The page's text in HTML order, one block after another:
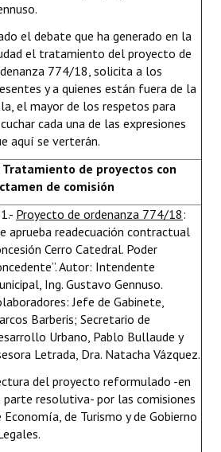
Huellas - Registro
Registro
- Registro
Registro
ORGÁNICA
el debate que ha generado en la
el tratamiento del proyecto de
774/18, solicita a los
y a quienes están fuera de la
el mayor de los respetos para
cada una de las expresiones
aquí se verterán.
Tratamiento de proyectos con
de comisión
Proyecto de ordenanza 774/18:
aprueba readecuación contractual
Cerro Catedral. Poder
Autor: Intendente
Ing. Gustavo Gennuso.
Jefe de Gabinete,
Barberis; Secretario de
Urbano, Pablo Bullaude y
Letrada, Dra. Natacha Vázquez.
del proyecto reformulado -en
parte resolutiva- por las comisiones
Economía, de Turismo y de Gobierno